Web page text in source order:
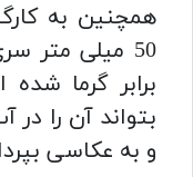
همچنین به
50 میلی
برابر گرما
بتواند آن را
و به عکاسی